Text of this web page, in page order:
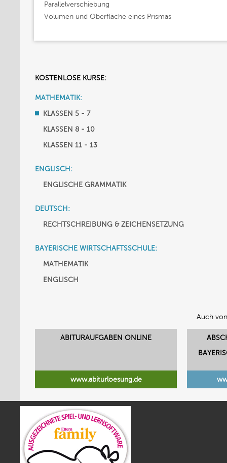
Parallelverschiebung
Volumen und Oberfläche eines Prismas
KOSTENLOSE KURSE:
MATHEMATIK:
KLASSEN 5 - 7
KLASSEN 8 - 10
KLASSEN 11 - 13
ENGLISCH:
ENGLISCHE GRAMMATIK
DEUTSCH:
RECHTSCHREIBUNG & ZEICHENSETZUNG
BAYERISCHE WIRTSCHAFTSSCHULE:
MATHEMATIK
ENGLISCH
Auch
ABITURAUFGABEN ONLINE
www.abiturloesung.de